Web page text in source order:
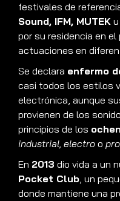
festivales de
Sound, IFM, MUTEK u
por su residencia en
actuaciones en
Se declara enfermo
casi todos los estilos
electrónica, aunque
provienen de los
principios de los
industrial, electro o
En 2013 dio vida a un
Pocket Club, un
donde mantiene una